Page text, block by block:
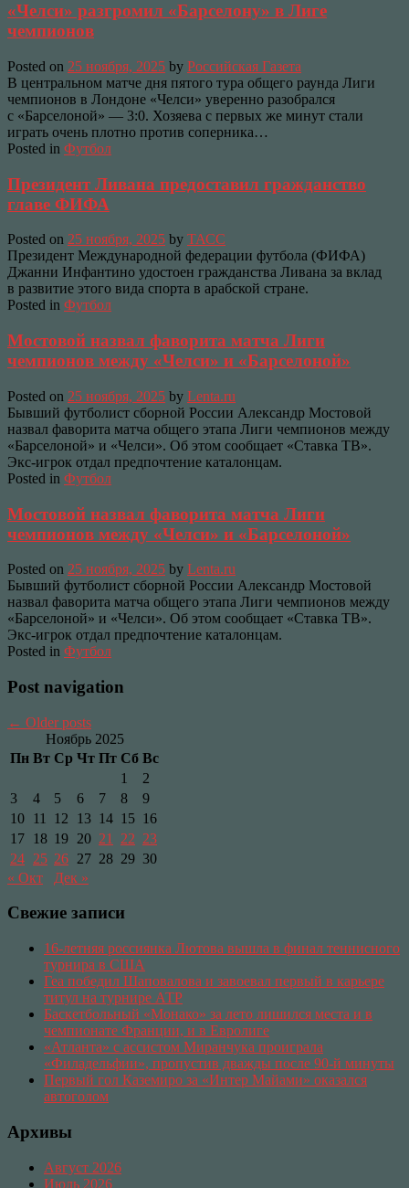
«Челси» разгромил «Барселону» в Лиге
чемпионов
Posted on 25 ноября, 2025 by Российская Газета
В центральном матче дня пятого тура общего раунда Лиги
чемпионов в Лондоне «Челси» уверенно разобрался
с «Барселоной» — 3:0. Хозяева с первых же минут стали
играть очень плотно против соперника…
Posted in Футбол
Президент Ливана предоставил гражданство
главе ФИФА
Posted on 25 ноября, 2025 by ТАСС
Президент Международной федерации футбола (ФИФА)
Джанни Инфантино удостоен гражданства Ливана за вклад
в развитие этого вида спорта в арабской стране.
Posted in Футбол
Мостовой назвал фаворита матча Лиги
чемпионов между «Челси» и «Барселоной»
Posted on 25 ноября, 2025 by Lenta.ru
Бывший футболист сборной России Александр Мостовой
назвал фаворита матча общего этапа Лиги чемпионов между
«Барселоной» и «Челси». Об этом сообщает «Ставка ТВ».
Экс-игрок отдал предпочтение каталонцам.
Posted in Футбол
Мостовой назвал фаворита матча Лиги
чемпионов между «Челси» и «Барселоной»
Posted on 25 ноября, 2025 by Lenta.ru
Бывший футболист сборной России Александр Мостовой
назвал фаворита матча общего этапа Лиги чемпионов между
«Барселоной» и «Челси». Об этом сообщает «Ставка ТВ».
Экс-игрок отдал предпочтение каталонцам.
Posted in Футбол
Post navigation
← Older posts
Ноябрь 2025
Пн Вт Ср Чт Пт Сб Вс
1
2
3
4 5 6 7 8
9
10 11 12 13 14 15 16
17 18 19 20 21 22 23
24 25 26 27 28 29 30
« Окт
Дек »
Свежие записи
16-летняя россиянка Лютова вышла в финал теннисного
турнира в США
Геа победил Шаповалова и завоевал первый в карьере
титул на турнире АТР
Баскетбольный «Монако» за лето лишился места и в
чемпионате Франции, и в Евролиге
«Атланта» с ассистом Миранчука проиграла
«Филадельфии», пропустив дважды после 90-й минуты
Первый гол Каземиро за «Интер Майами» оказался
автоголом
Архивы
Август 2026
Июль 2026